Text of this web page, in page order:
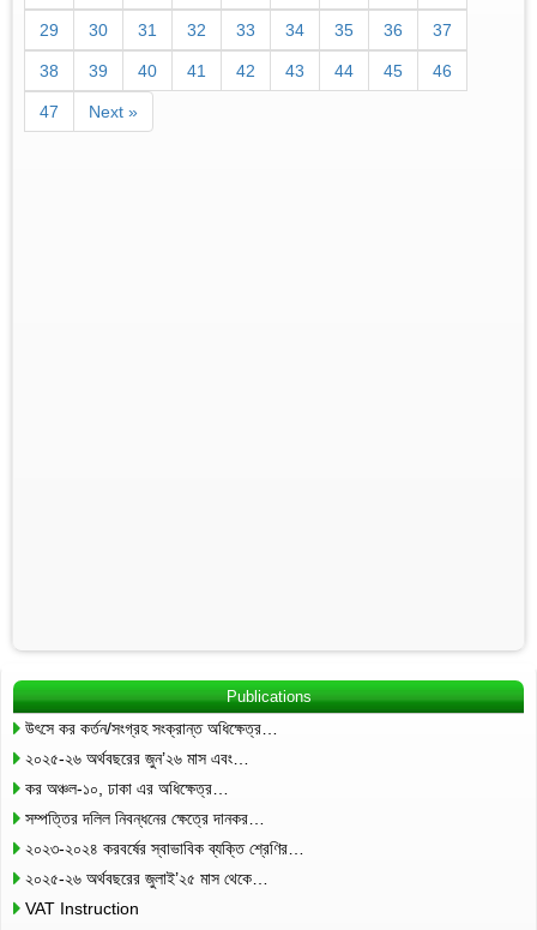
29 30 31 32 33 34 35 36 37
38 39 40 41 42 43 44 45 46
47 Next »
Publications
উৎসে কর কর্তন/সংগ্রহ সংক্রান্ত অধিক্ষেত্র…
২০২৫-২৬ অর্থবছরের জুন’২৬ মাস এবং…
কর অঞ্চল-১০, ঢাকা এর অধিক্ষেত্র…
সম্পত্তির দলিল নিবন্ধনের ক্ষেত্রে দানকর…
২০২৩-২০২৪ করবর্ষের স্বাভাবিক ব্যক্তি শ্রেণির…
২০২৫-২৬ অর্থবছরের জুলাই’২৫ মাস থেকে…
VAT Instruction